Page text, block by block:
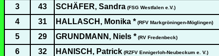
3 43 SCHÄFER, Sandra (FSG Westfalen e.V.)
4 31 HALLASCH, Monika * (RFV Markgröningen-Möglingen)
5 29 GRUNDMANN, Niels * (RV Fredenbeck)
6 32 HANISCH, Patrick (RZFV Ennigerloh-Neubeckum e. V.)